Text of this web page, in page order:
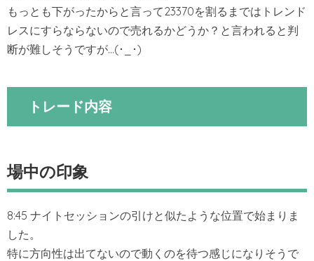
もっとも下がったからと言って23370を割るまではトレンド
レスにすらならないので売れるかどうか？と言われると判
断が難しそうですが…(･_･)
トレード内容
場中の印象
8:45 ナイトセッションの引けと似たような位置で始まりま
した。
特に方向性は出てないので動くのを待つ感じになりそうで